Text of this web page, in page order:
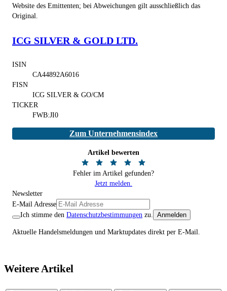
Website des Emittenten; bei Abweichungen gilt ausschließlich das
Original.
ICG SILVER & GOLD LTD.
ISIN
CA44892A6016
FISN
ICG SILVER & GO/CM
TICKER
FWB:JI0
Zum Unternehmensindex
Artikel bewerten
Fehler im Artikel gefunden?
Jetzt melden.
Newsletter
E-Mail Adresse
Ich stimme den Datenschutzbestimmungen zu. Anmelden
Aktuelle Handelsmeldungen und Marktupdates direkt per E-Mail.
Weitere Artikel